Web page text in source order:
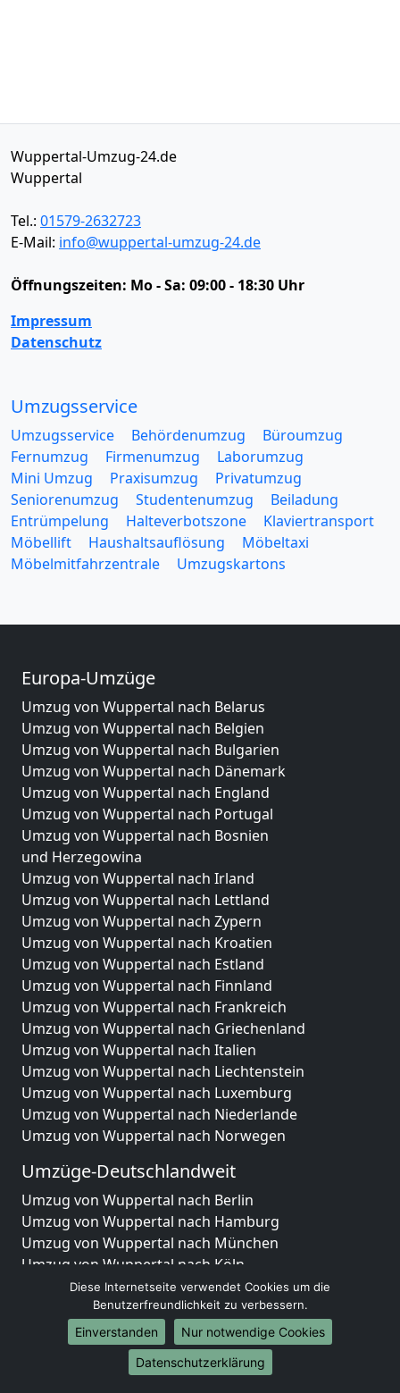
Wuppertal-Umzug-24.de
Wuppertal
Tel.: 01579-2632723
E-Mail: info@wuppertal-umzug-24.de
Öffnungszeiten: Mo - Sa: 09:00 - 18:30 Uhr
Impressum
Datenschutz
Umzugsservice
Umzugsservice Behördenumzug
Büroumzug
Fernumzug
Firmenumzug
Laborumzug
Mini Umzug
Praxisumzug
Privatumzug
Seniorenumzug
Studentenumzug
Beiladung
Entrümpelung
Halteverbotszone
Klaviertransport
Möbellift
Haushaltsauflösung
Möbeltaxi
Möbelmitfahrzentrale
Umzugskartons
Europa-Umzüge
Umzug von Wuppertal nach Belarus
Umzug von Wuppertal nach Belgien
Umzug von Wuppertal nach Bulgarien
Umzug von Wuppertal nach Dänemark
Umzug von Wuppertal nach England
Umzug von Wuppertal nach Portugal
Umzug von Wuppertal nach Bosnien
und Herzegowina
Umzug von Wuppertal nach Irland
Umzug von Wuppertal nach Lettland
Umzug von Wuppertal nach Zypern
Umzug von Wuppertal nach Kroatien
Umzug von Wuppertal nach Estland
Umzug von Wuppertal nach Finnland
Umzug von Wuppertal nach Frankreich
Umzug von Wuppertal nach Griechenland
Umzug von Wuppertal nach Italien
Umzug von Wuppertal nach Liechtenstein
Umzug von Wuppertal nach Luxemburg
Umzug von Wuppertal nach Niederlande
Umzug von Wuppertal nach Norwegen
Umzüge-Deutschlandweit
Umzug von Wuppertal nach Berlin
Umzug von Wuppertal nach Hamburg
Umzug von Wuppertal nach München
Umzug von Wuppertal nach Köln
Umzug von Wuppertal nach Frankfurt am Main
Umzug von Wuppertal nach Stuttgart
Umzug von Wuppertal nach Düsseldorf
Umzug von Wuppertal nach Leipzig
Umzug von Wuppertal nach Dortmund
Diese Internetseite verwendet Cookies um die
Benutzerfreundlichkeit zu verbessern.
Einverstanden
Nur notwendige Cookies
Datenschutzerklärung